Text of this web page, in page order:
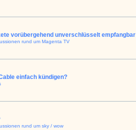
vorübergehend unverschlüsselt empfangbar
rund um Magenta TV
einfach kündigen?
rund um sky / wow